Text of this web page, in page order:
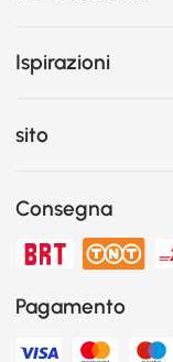
Ispirazioni
sito
Consegna
Pagamento